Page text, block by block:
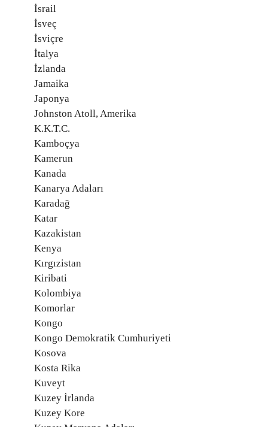
İsrail
İsveç
İsviçre
İtalya
İzlanda
Jamaika
Japonya
Johnston Atoll, Amerika
K.K.T.C.
Kamboçya
Kamerun
Kanada
Kanarya Adaları
Karadağ
Katar
Kazakistan
Kenya
Kırgızistan
Kiribati
Kolombiya
Komorlar
Kongo
Kongo Demokratik Cumhuriyeti
Kosova
Kosta Rika
Kuveyt
Kuzey İrlanda
Kuzey Kore